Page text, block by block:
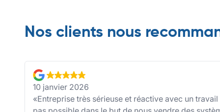
Nos clients nous
10 janvier 2026
Entreprise très sérieuse et réactive avec un